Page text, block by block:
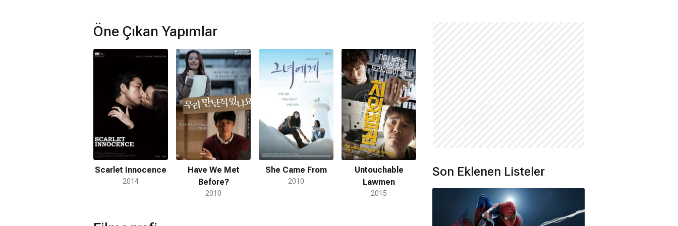
Öne Çıkan Yapımlar
Scarlet Innocence
2014
Have We Met
Before?
2010
She Came From
2010
Untouchable
Lawmen
2015
Son Eklenen Listeler